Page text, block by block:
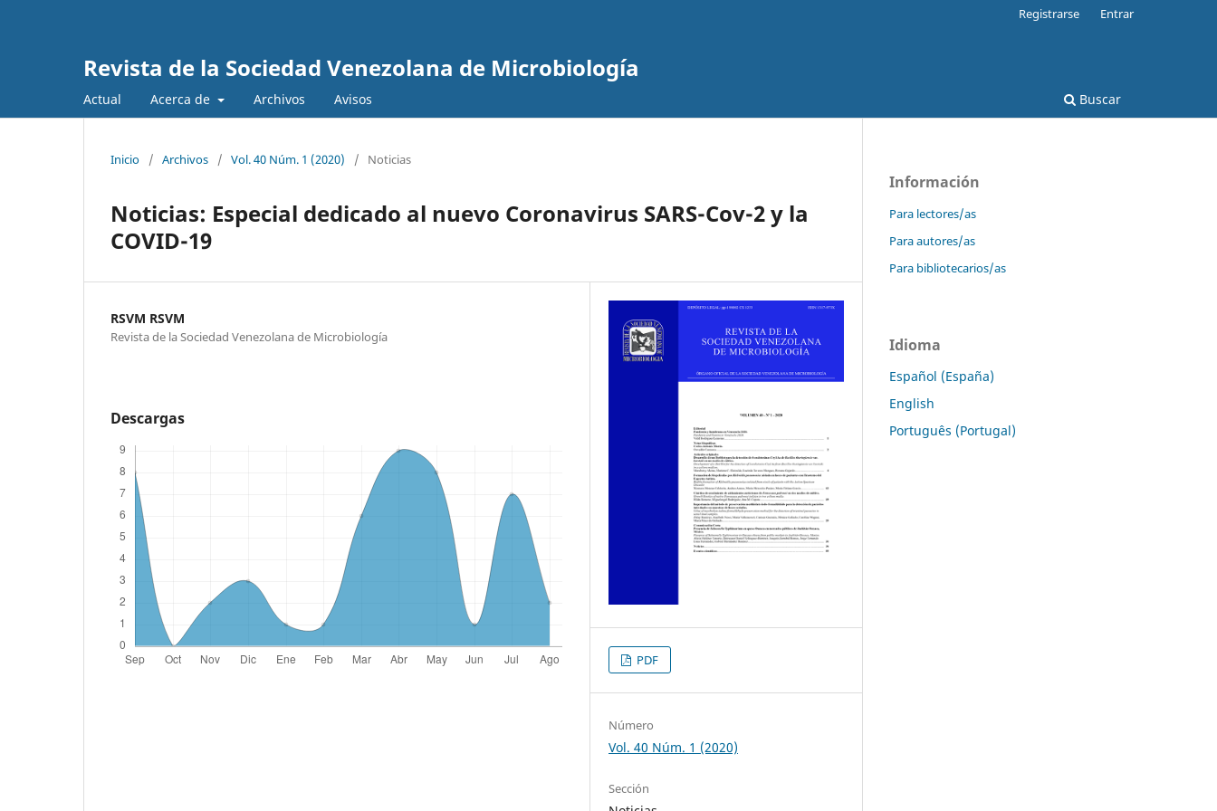
Revista de la Sociedad Venezolana de Microbiología
Actual Acerca de Archivos Avisos Buscar
Registrarse Entrar
Inicio / Archivos / Vol. 40 Núm. 1 (2020) / Noticias
Noticias: Especial dedicado al nuevo Coronavirus SARS-Cov-2 y la
COVID-19
RSVM RSVM
Revista de la Sociedad Venezolana de Microbiología
Descargas
PDF
Número
Vol. 40 Núm. 1 (2020)
Sección
Información
Para lectores/as
Para autores/as
Para bibliotecarios/as
Idioma
Español (España)
English
Português (Portugal)